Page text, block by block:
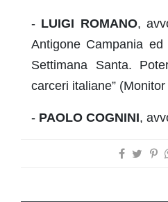
- LUIGI ROMANO,
Antigone Campania
Settimana Santa.
carceri italiane”
- PAOLO COGNINI,